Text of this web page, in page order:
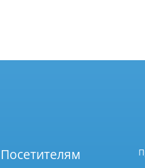
Посетителям